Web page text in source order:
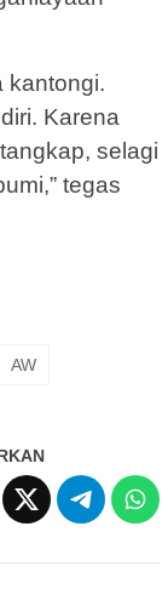
kantongi.
Karena
selagi
tegas
AW